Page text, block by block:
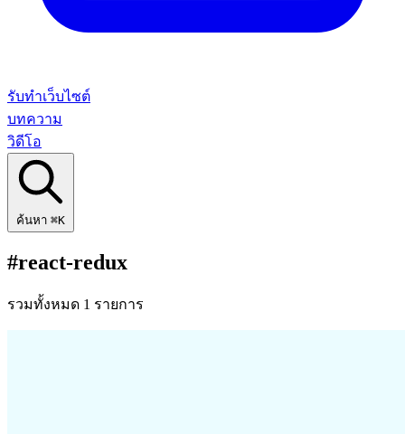
รับทำเว็บไซต์
บทความ
วิดีโอ
ค้นหา ⌘K
#react-redux
รวมทั้งหมด 1 รายการ